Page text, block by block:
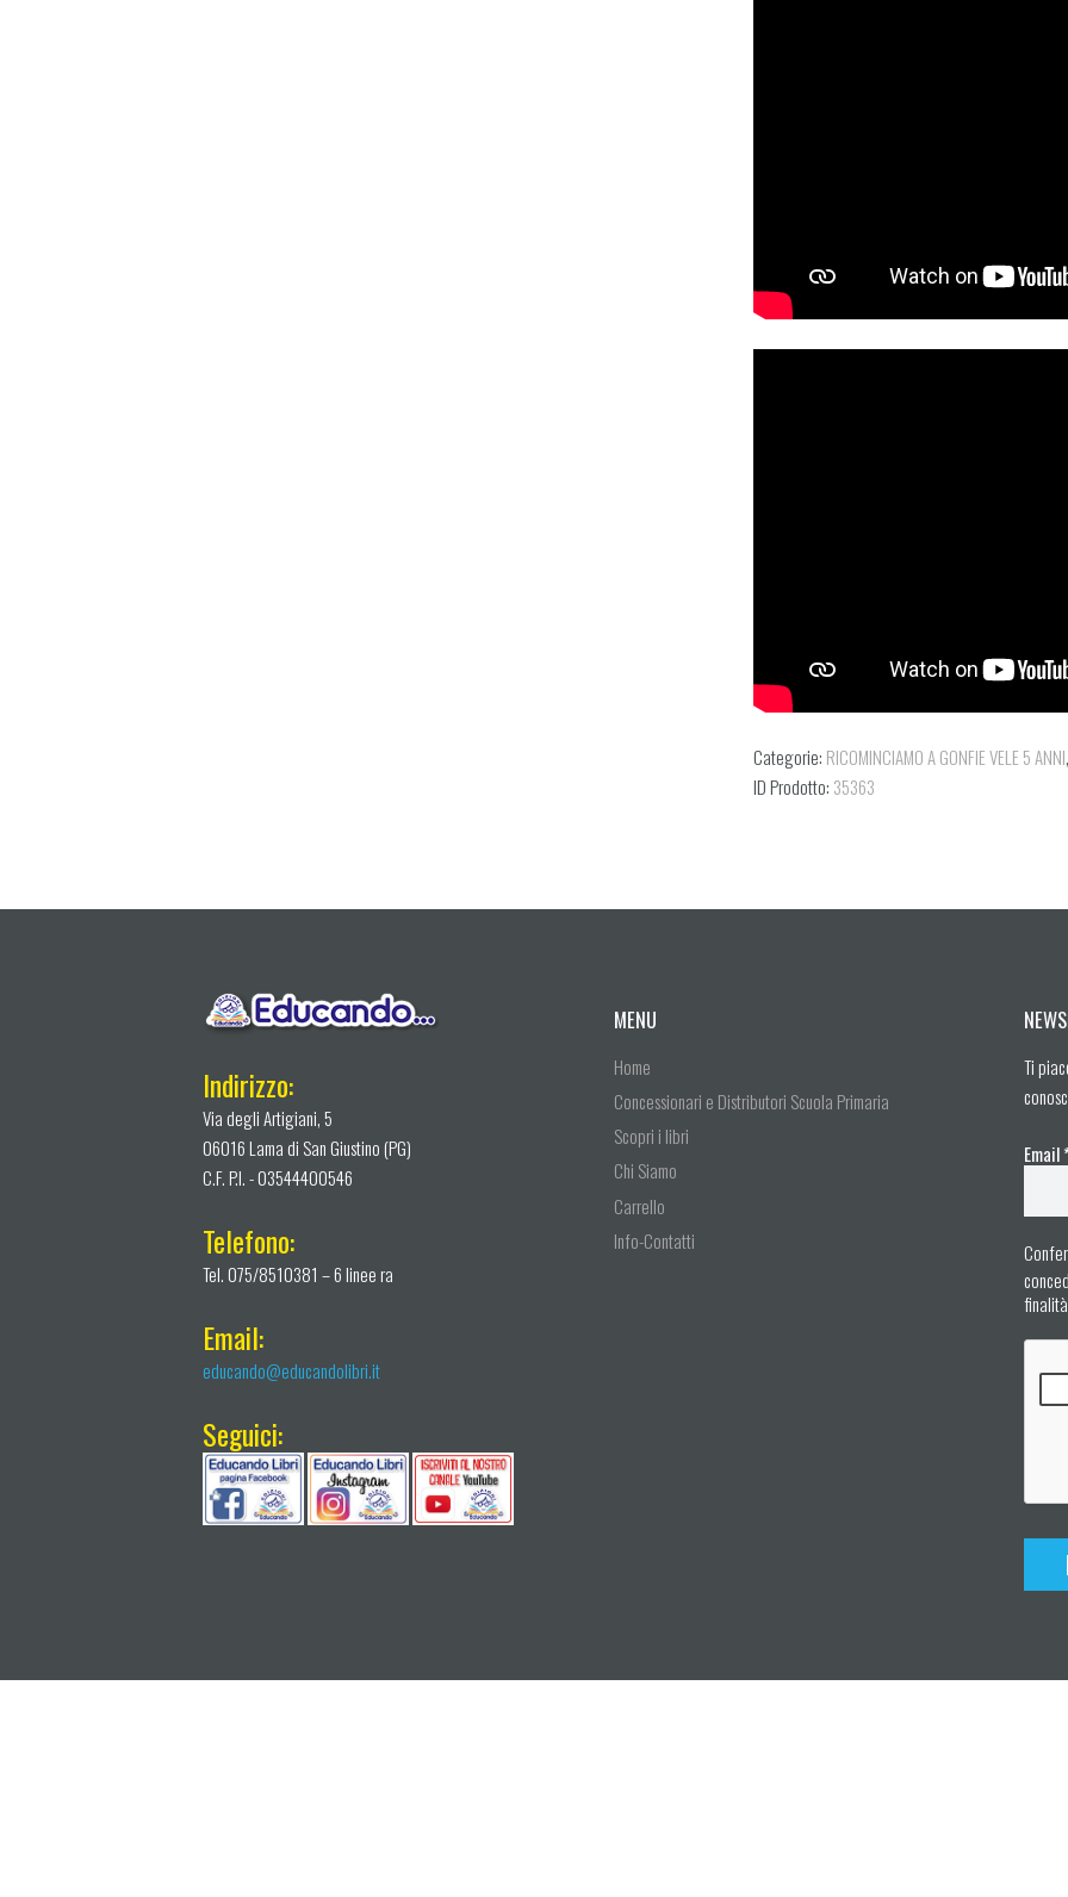
Categorie: RICOMINCIAMO A GONFIE VELE 5 ANNI,
ID Prodotto: 35363
Indirizzo:
Via degli Artigiani, 5
06016 Lama di San Giustino (PG)
C.F. P.I. - 03544400546
Telefono:
Tel. 075/8510381 – 6 linee ra
Email:
educando@educandolibri.it
Seguici:
MENU
Home
Concessionari e Distributori Scuola Primaria
Scopri i libri
Chi Siamo
Carrello
Info-Contatti
Ti
Email